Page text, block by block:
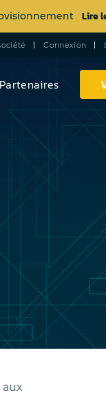
Lire
Connexion
Partenaires